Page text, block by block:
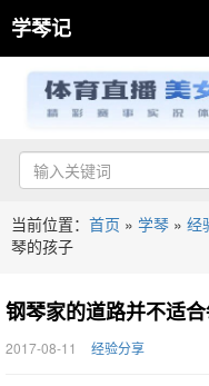
学琴记
当前位置： 首页 » 学琴 » 经
琴的孩子
钢琴家的道路并不适
2017-08-11 经验分享